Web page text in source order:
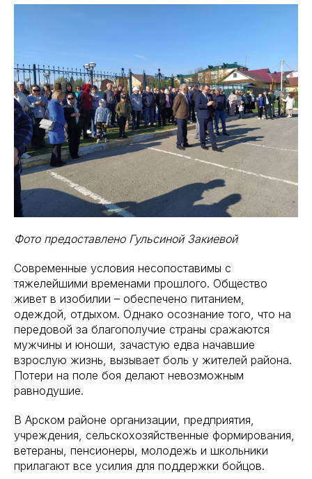
Фото предоставлено Гульсиной Закиевой
Современные условия несопоставимы с
тяжелейшими временами прошлого. Общество
живет в изобилии – обеспечено питанием,
одеждой, отдыхом. Однако осознание того, что на
передовой за благополучие страны сражаются
мужчины и юноши, зачастую едва начавшие
взрослую жизнь, вызывает боль у жителей района.
Потери на поле боя делают невозможным
равнодушие.
В Арском районе организации, предприятия,
учреждения, сельскохозяйственные формирования,
ветераны, пенсионеры, молодежь и школьники
прилагают все усилия для поддержки бойцов.